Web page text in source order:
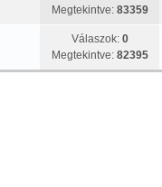
Megtekintve: 83359
Válaszok: 0
Megtekintve: 82395